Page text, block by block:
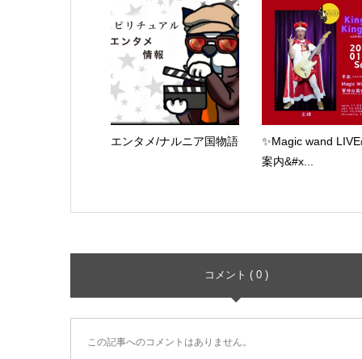
エンタメ/ナルニア国物語
✨Magic wand
案内&#x...
コメント ( 0 )
この記事へのコメントはありません。